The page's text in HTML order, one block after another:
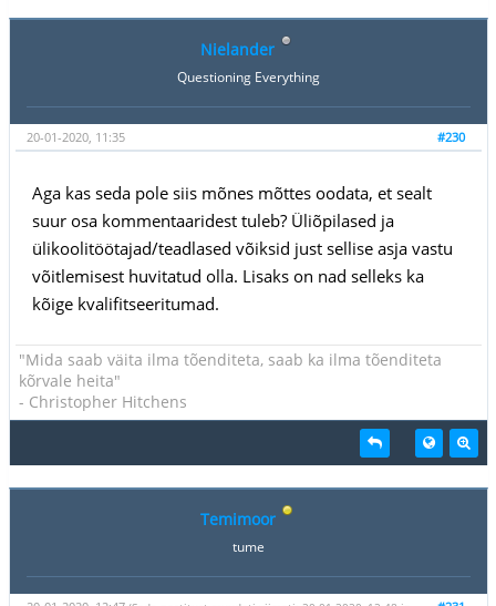
Nielander
Questioning Everything
#230
20-01-2020, 11:35
Aga kas seda pole siis mõnes mõttes oodata, et sealt
suur osa kommentaaridest tuleb? Üliõpilased ja
ülikoolitöötajad/teadlased võiksid just sellise asja vastu
võitlemisest huvitatud olla. Lisaks on nad selleks ka
kõige kvalifitseeritumad.
"Mida saab väita ilma tõenditeta, saab ka ilma tõenditeta
kõrvale heita"
- Christopher Hitchens
Temimoor
tume